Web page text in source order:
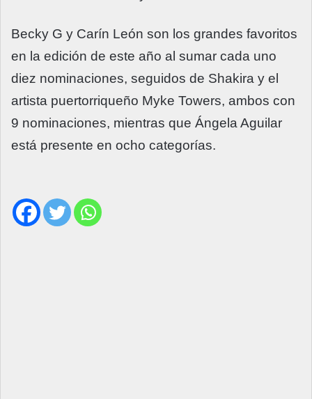
Becky G y Carín León son los grandes favoritos
en la edición de este año al sumar cada uno
diez nominaciones, seguidos de Shakira y el
artista puertorriqueño Myke Towers, ambos con
9 nominaciones, mientras que Ángela Aguilar
está presente en ocho categorías.